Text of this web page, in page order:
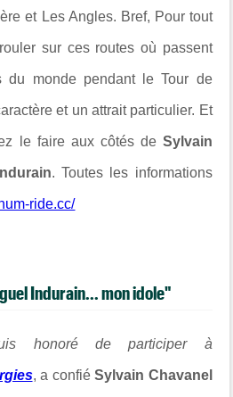
et Les Angles. Bref, Pour tout
sur ces routes où passent
du monde pendant le Tour de
et un attrait particulier. Et
le faire aux côtés de Sylvain
. Toutes les informations
ride.cc/
Indurain... mon idole"
honoré de participer à
, a confiéSylvain Chavanel